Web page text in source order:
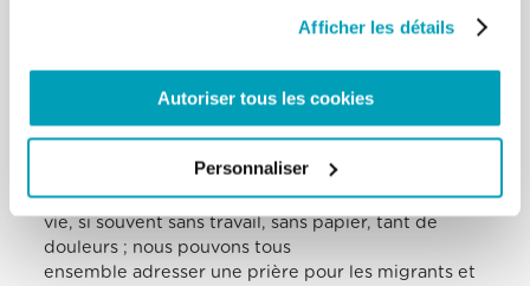
Afficher les détails
Autoriser tous les cookies
Personnaliser
migrants. De façon particulière,
missionnaires de Saint-Charles, les pères
et les sœurs scalabriniens qui font tant de bien à
l’Église et se font migrants avec
Pensons maintenant à tant de migrants, tant de
réfugiés, à leurs souffrances, à leur
vie, si souvent sans travail, sans papier, tant de
douleurs ; nous pouvons tous
ensemble adresser une prière pour les migrants et